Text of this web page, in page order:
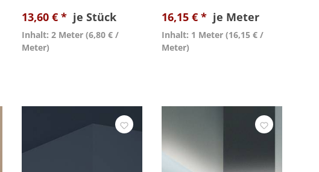
13,60 € * je Stück
Inhalt: 2 Meter (6,80 € /
Meter)
16,15 € * je Meter
Inhalt: 1 Meter (16,15 € /
Meter)